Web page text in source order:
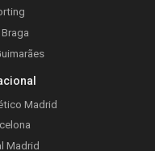
Madrid
Madrid